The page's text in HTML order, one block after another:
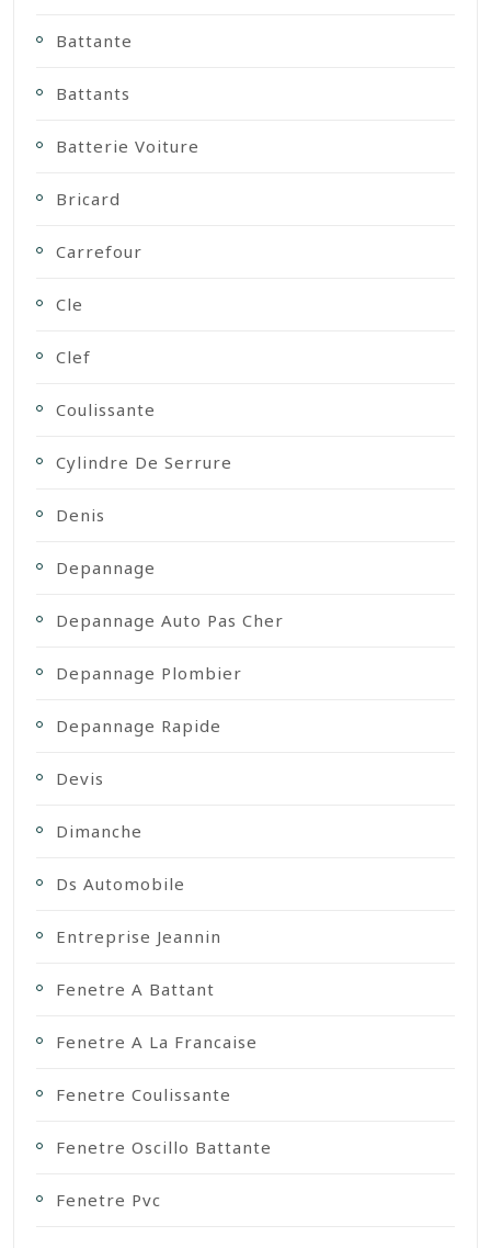
Battante
Battants
Batterie Voiture
Bricard
Carrefour
Cle
Clef
Coulissante
Cylindre De Serrure
Denis
Depannage
Depannage Auto Pas Cher
Depannage Plombier
Depannage Rapide
Devis
Dimanche
Ds Automobile
Entreprise Jeannin
Fenetre A Battant
Fenetre A La Francaise
Fenetre Coulissante
Fenetre Oscillo Battante
Fenetre Pvc